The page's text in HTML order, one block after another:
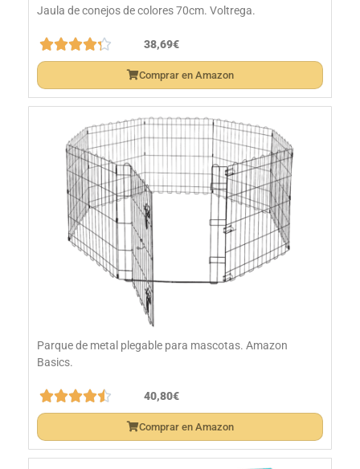
Jaula de conejos de colores 70cm. Voltrega.
 38,69€
Comprar en Amazon
Parque de metal plegable para mascotas. Amazon
Basics.
 40,80€
Comprar en Amazon